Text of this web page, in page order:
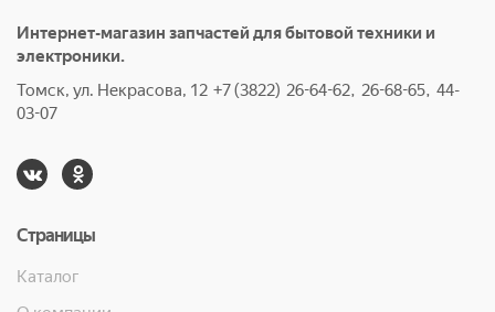
Интернет-магазин запчастей для бытовой техники и
электроники.
Томск, ул. Некрасова, 12 +7 (3822) 26-64-62, 26-68-65, 44-
03-07
Страницы
Каталог